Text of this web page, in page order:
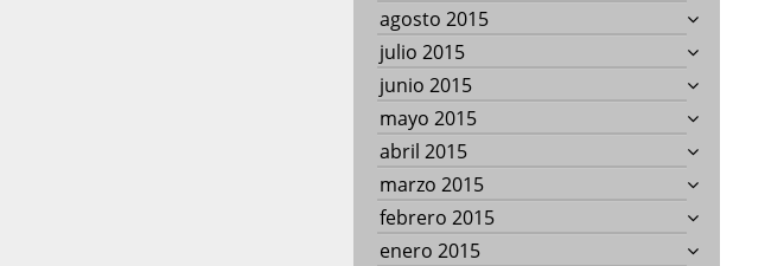
agosto 2015
julio 2015
junio 2015
mayo 2015
abril 2015
marzo 2015
febrero 2015
enero 2015